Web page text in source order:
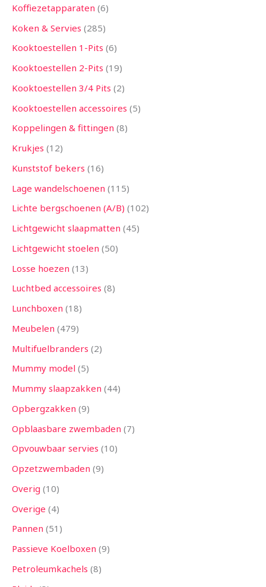
Koffiezetapparaten 6
Koken & Servies 285
Kooktoestellen 1-Pits 6
Kooktoestellen 2-Pits 19
Kooktoestellen 3/4 Pits 2
Kooktoestellen accessoires 5
Koppelingen & fittingen 8
Krukjes 12
Kunststof bekers 16
Lage wandelschoenen 115
Lichte bergschoenen (A/B) 102
Lichtgewicht slaapmatten 45
Lichtgewicht stoelen 50
Losse hoezen 13
Luchtbed accessoires 8
Lunchboxen 18
Meubelen 479
Multifuelbranders 2
Mummy model 5
Mummy slaapzakken 44
Opbergzakken 9
Opblaasbare zwembaden 7
Opvouwbaar servies 10
Opzetzwembaden 9
Overig 10
Overige 4
Pannen 51
Passieve Koelboxen 9
Petroleumkachels 8